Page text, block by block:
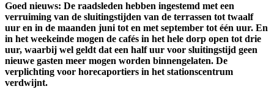
Goed nieuws: De raadsleden hebben ingestemd met een
verruiming van de sluitingstijden van de terrassen tot twaalf
uur en in de maanden juni tot en met september tot één uur. En
in het weekeinde mogen de cafés in het hele dorp open tot drie
uur, waarbij wel geldt dat een half uur voor sluitingstijd geen
nieuwe gasten meer mogen worden binnengelaten. De
verplichting voor horecaportiers in het stationscentrum
verdwijnt.